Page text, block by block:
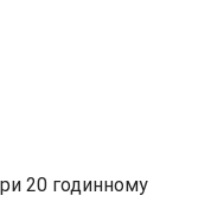
20 годинному